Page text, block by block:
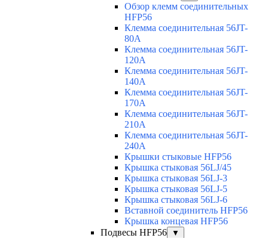
Обзор клемм соединительных
HFP56
Клемма соединительная 56JT-
80A
Клемма соединительная 56JT-
120A
Клемма соединительная 56JT-
140A
Клемма соединительная 56JT-
170A
Клемма соединительная 56JT-
210A
Клемма соединительная 56JT-
240A
Крышки стыковые HFP56
Крышка стыковая 56LJ/45
Крышка стыковая 56LJ-3
Крышка стыковая 56LJ-5
Крышка стыковая 56LJ-6
Вставной соединитель HFP56
Крышка концевая HFP56
Подвесы HFP56
▼